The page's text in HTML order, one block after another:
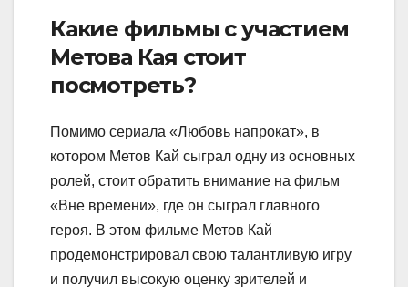
Какие фильмы с участием
Метова Кая стоит
посмотреть?
Помимо сериала «Любовь напрокат», в
котором Метов Кай сыграл одну из основных
ролей, стоит обратить внимание на фильм
«Вне времени», где он сыграл главного
героя. В этом фильме Метов Кай
продемонстрировал свою талантливую игру
и получил высокую оценку зрителей и